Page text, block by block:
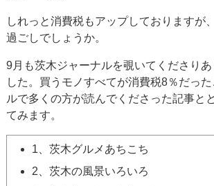
しれっと消費税もアップしておりますが
過ごしでしょうか。
9月も茨木ジャーナルを覗いてくださりあ
した。買うモノすべてが消費税8％だっ
ルで多くの方が読んでくださった記事と
てみます。
1、茨木グルメあちこち
2、茨木の風景いろいろ